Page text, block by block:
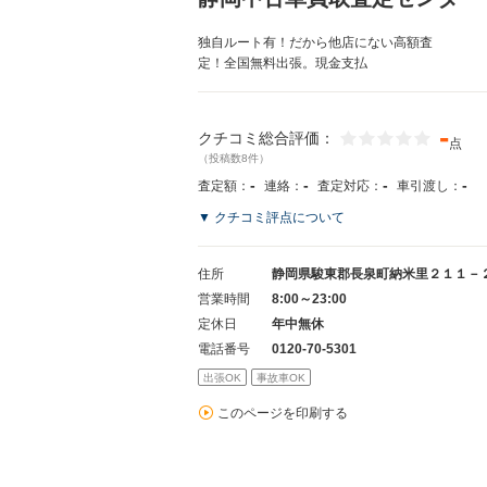
独自ルート有！だから他店にない高額査
定！全国無料出張。現金支払
クチコミ総合評価： -点
（投稿数8件）
査定額： - 連絡： - 査定対応： - 車引渡し： -
▼ クチコミ評点について
住所
静岡県駿東郡長泉町納米里２１１－
営業時間
8:00～23:00
定休日
年中無休
電話番号
0120-70-5301
出張OK 事故車OK
このページを印刷する